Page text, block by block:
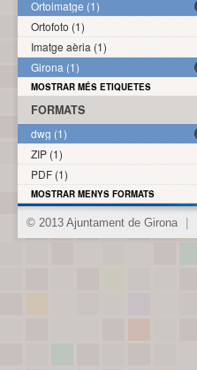
Ortoimatge (1)
Ortofoto (1)
Imatge aèria (1)
Girona (1)
MOSTRAR MÉS ETIQUETES
FORMATS
dwg (1)
ZIP (1)
PDF (1)
MOSTRAR MENYS FORMATS
© 2013 Ajuntament de Girona